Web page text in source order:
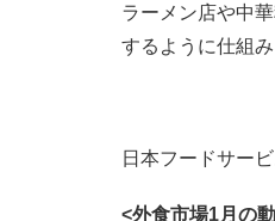
ラーメン店や中
するように仕組
日本フードサー
<外食市場1月の